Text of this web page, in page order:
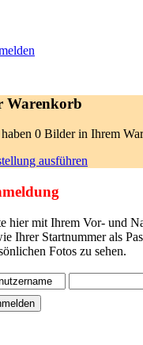
Warenkorb
haben 0 Bilder in Ihrem
ausführen
hier mit Ihrem Vor- und
Ihrer Startnummer als
Fotos zu sehen.